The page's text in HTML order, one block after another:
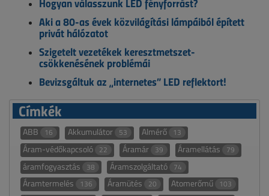
Aki a 80-as évek közvilágítási lámpáiból épített
privát hálózatot
Szigetelt vezetékek keresztmetszet-
csökkenésének problémái
Bevizsgáltuk az „internetes” LED reflektort!
Címkék
ABB 16 Akkumulátor 53 Almérő 13
Áram-védőkapcsoló 22 Áramár 39 Áramellátás 79
áramfogyasztás 38 Áramszolgáltató 74
Áramtermelés 136 Áramütés 20 Atomerőmű 103